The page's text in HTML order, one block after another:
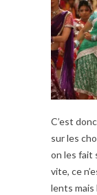
C’est
sur les
on les fait
vite, ce
lents mais